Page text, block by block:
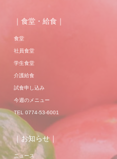
｜食堂・給食｜
食堂
社員食堂
学生食堂
介護給食
試食申し込み
今週のメニュー
TEL 0774-53-6001
｜お知らせ｜
ニュース